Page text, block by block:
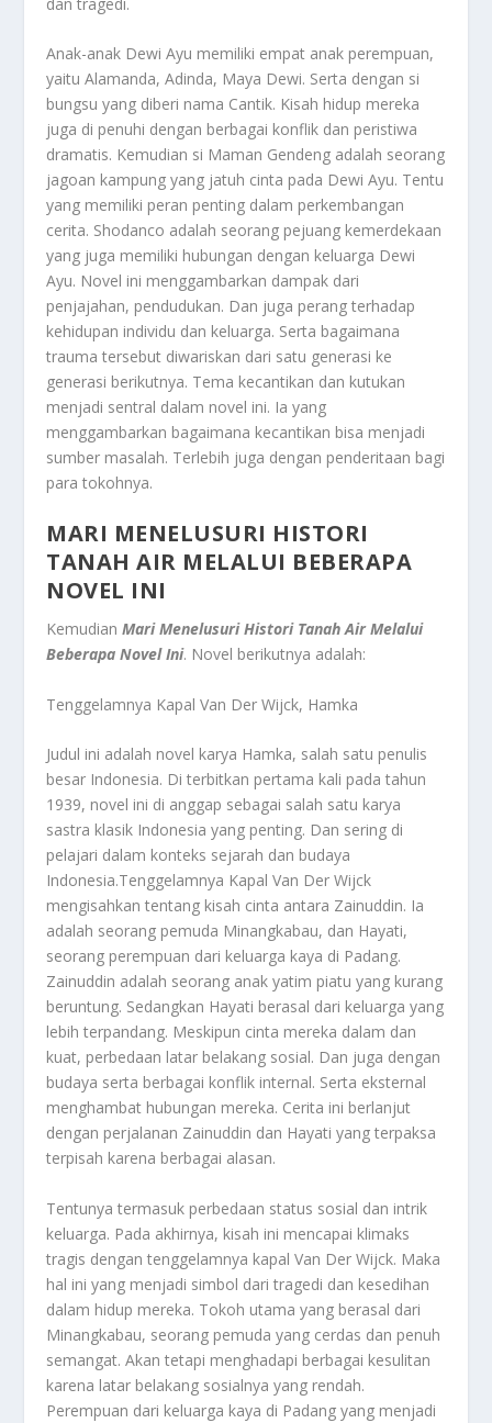
Anak-anak Dewi Ayu memiliki empat anak perempuan,
yaitu Alamanda, Adinda, Maya Dewi. Serta dengan si
bungsu yang diberi nama Cantik. Kisah hidup mereka
juga di penuhi dengan berbagai konflik dan peristiwa
dramatis. Kemudian si Maman Gendeng adalah seorang
jagoan kampung yang jatuh cinta pada Dewi Ayu. Tentu
yang memiliki peran penting dalam perkembangan
cerita. Shodanco adalah seorang pejuang kemerdekaan
yang juga memiliki hubungan dengan keluarga Dewi
Ayu. Novel ini menggambarkan dampak dari
penjajahan, pendudukan. Dan juga perang terhadap
kehidupan individu dan keluarga. Serta bagaimana
trauma tersebut diwariskan dari satu generasi ke
generasi berikutnya. Tema kecantikan dan kutukan
menjadi sentral dalam novel ini. Ia yang
menggambarkan bagaimana kecantikan bisa menjadi
sumber masalah. Terlebih juga dengan penderitaan bagi
para tokohnya.
MARI MENELUSURI HISTORI
TANAH AIR MELALUI BEBERAPA
NOVEL INI
KemudianMari Menelusuri Histori Tanah Air Melalui
Beberapa Novel Ini. Novel berikutnya adalah:
Tenggelamnya Kapal Van Der Wijck, Hamka
Judul ini adalah novel karya Hamka, salah satu penulis
besar Indonesia. Di terbitkan pertama kali pada tahun
1939, novel ini di anggap sebagai salah satu karya
sastra klasik Indonesia yang penting. Dan sering di
pelajari dalam konteks sejarah dan budaya
Indonesia.Tenggelamnya Kapal Van Der Wijck
mengisahkan tentang kisah cinta antara Zainuddin. Ia
adalah seorang pemuda Minangkabau, dan Hayati,
seorang perempuan dari keluarga kaya di Padang.
Zainuddin adalah seorang anak yatim piatu yang kurang
beruntung. Sedangkan Hayati berasal dari keluarga yang
lebih terpandang. Meskipun cinta mereka dalam dan
kuat, perbedaan latar belakang sosial. Dan juga dengan
budaya serta berbagai konflik internal. Serta eksternal
menghambat hubungan mereka. Cerita ini berlanjut
dengan perjalanan Zainuddin dan Hayati yang terpaksa
terpisah karena berbagai alasan.
Tentunya termasuk perbedaan status sosial dan intrik
keluarga. Pada akhirnya, kisah ini mencapai klimaks
tragis dengan tenggelamnya kapal Van Der Wijck. Maka
hal ini yang menjadi simbol dari tragedi dan kesedihan
dalam hidup mereka. Tokoh utama yang berasal dari
Minangkabau, seorang pemuda yang cerdas dan penuh
semangat. Akan tetapi menghadapi berbagai kesulitan
karena latar belakang sosialnya yang rendah.
Perempuan dari keluarga kaya di Padang yang menjadi